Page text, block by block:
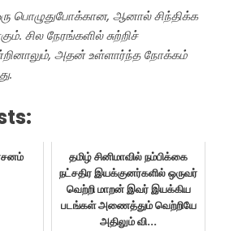
பொழுதுபோக்கான, ஆனால் சிந்திக்க
சில நேரங்களில் சுற்றிச்
அதன் உள்ளார்ந்த நோக்கம்
தமிழ் சினிமாவில் நம்பிக்கை
நட்சதிர இயக்குனர்களில் ஒருவர்
வெற்றி மாறன் இவர் இயக்கிய
படங்கள் அணைத்தும் வெற்றியே
அதிலும் வி...